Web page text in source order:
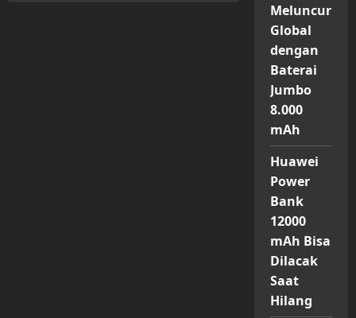
Meluncur
Global
dengan
Baterai
Jumbo
8.000
mAh
Huawei
Power
Bank
12000
mAh Bisa
Dilacak
Saat
Hilang